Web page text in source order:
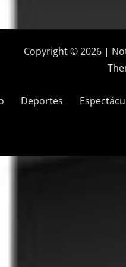
Copyright © 2026 |
Deportes